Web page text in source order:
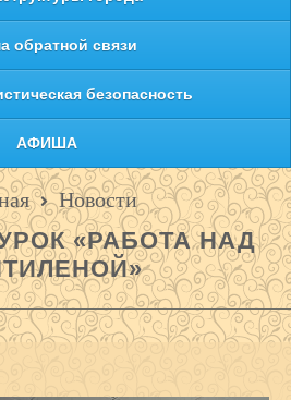
обратной связи
безопасность
АФИША
Новости
«РАБОТА НАД